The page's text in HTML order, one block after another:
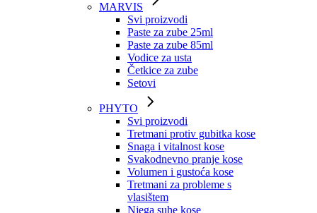
MARVIS
Svi proizvodi
Paste za zube 25ml
Paste za zube 85ml
Vodice za usta
Četkice za zube
Setovi
PHYTO
Svi proizvodi
Tretmani protiv gubitka kose
Snaga i vitalnost kose
Svakodnevno pranje kose
Volumen i gustoća kose
Tretmani za probleme s
vlasištem
Njega suhe kose